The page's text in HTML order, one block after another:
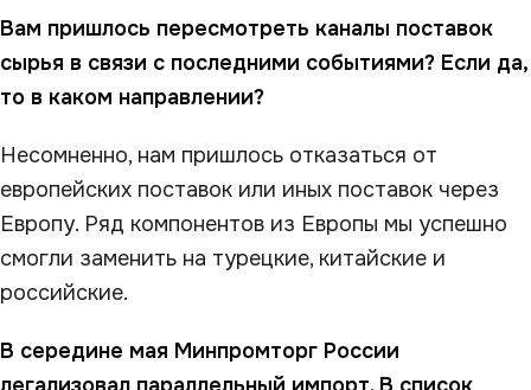
Вам пришлось пересмотреть каналы поставок
сырья в связи с последними событиями? Если да,
то в каком направлении?
Несомненно, нам пришлось отказаться от
европейских поставок или иных поставок через
Европу. Ряд компонентов из Европы мы успешно
смогли заменить на турецкие, китайские и
российские.
В середине мая Минпромторг России